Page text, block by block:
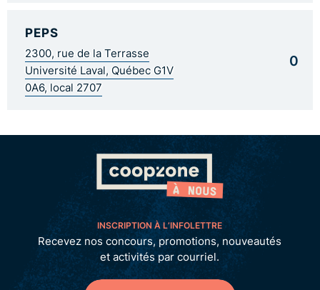
PEPS
2300, rue de la Terrasse
Université Laval, Québec G1V
0A6, local 2707
0
INSCRIPTION À L’INFOLETTRE
Recevez nos concours, promotions, nouveautés
et activités par courriel.